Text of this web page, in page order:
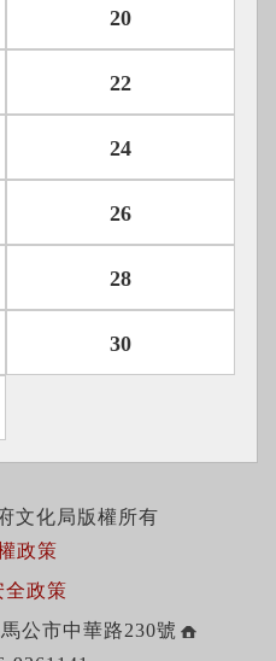
20
22
24
26
28
30
文化局版權所有
政策
全政策
公市中華路230號